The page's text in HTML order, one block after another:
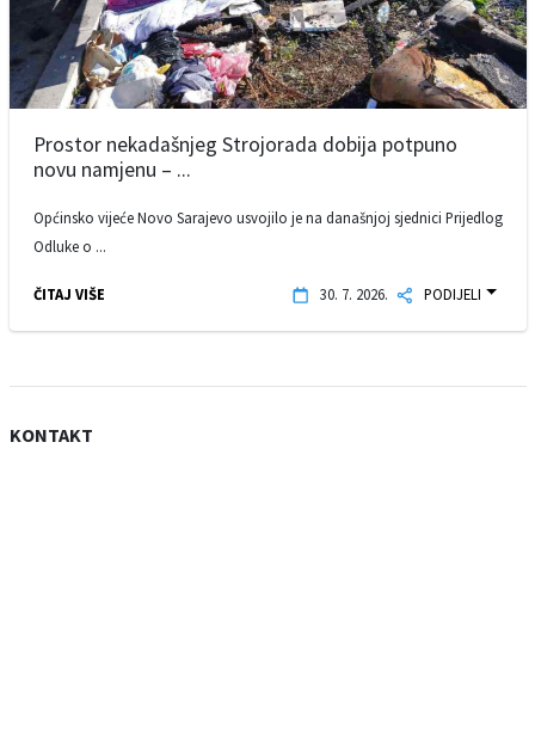
Prostor nekadašnjeg Strojorada dobija potpuno
novu namjenu – ...
Općinsko vijeće Novo Sarajevo usvojilo je na današnjoj sjednici Prijedlog
Odluke o ...
ČITAJ VIŠE 30. 7. 2026. PODIJELI
KONTAKT